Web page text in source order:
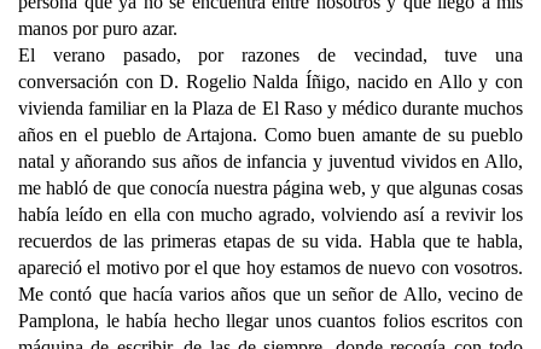
manos por puro azar.
El verano pasado, por razones de vecindad, tuve una
conversación con D. Rogelio Nalda Íñigo, nacido en Allo y con
vivienda familiar en la Plaza de El Raso y médico durante muchos
años en el pueblo de Artajona. Como buen amante de su pueblo
natal y añorando sus años de infancia y juventud vividos en Allo,
me habló de que conocía nuestra página web, y que algunas cosas
había leído en ella con mucho agrado, volviendo así a revivir los
recuerdos de las primeras etapas de su vida. Habla que te habla,
apareció el motivo por el que hoy estamos de nuevo con vosotros.
Me contó que hacía varios años que un señor de Allo, vecino de
Pamplona, le había hecho llegar unos cuantos folios escritos con